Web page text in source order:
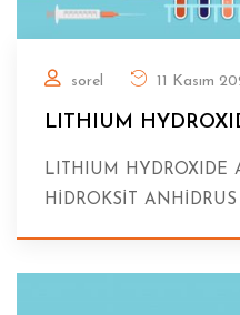
sorel 11 Kasım
LITHIUM
LITHIUM HYDROXIDE
HİDROKSİT ANHİDRUS